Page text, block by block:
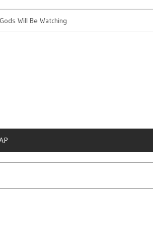
Will Be Watching